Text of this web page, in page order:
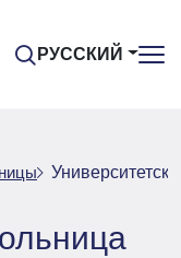
РУССКИЙ